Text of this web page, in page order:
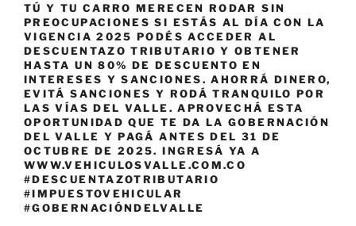
TÚ Y TU CARRO MERECEN RODAR SIN
PREOCUPACIONES SI ESTÁS AL DÍA CON LA
VIGENCIA 2025 PODÉS ACCEDER AL
DESCUENTAZO TRIBUTARIO Y OBTENER
HASTA UN 80% DE DESCUENTO EN
INTERESES Y SANCIONES. AHORRÁ DINERO,
EVITÁ SANCIONES Y RODÁ TRANQUILO POR
LAS VÍAS DEL VALLE. APROVECHÁ ESTA
OPORTUNIDAD QUE TE DA LA GOBERNACIÓN
DEL VALLE Y PAGÁ ANTES DEL 31 DE
OCTUBRE DE 2025. INGRESÁ YA A
WWW.VEHICULOSVALLE.COM.CO
#DESCUENTAZOTRIBUTARIO
#IMPUESTOVEHICULAR
#GOBERNACIÓNDELVALLE